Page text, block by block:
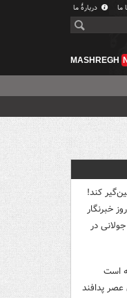
ما دربارهٔ ما
MASHREGH
کند!
خبرنگار
در
است
و پایان عصر پدافند